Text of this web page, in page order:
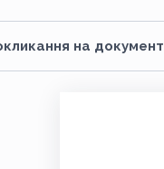
на документ